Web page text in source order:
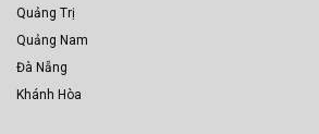
Quảng Trị
Quảng Nam
Đà Nẵng
Khánh Hòa